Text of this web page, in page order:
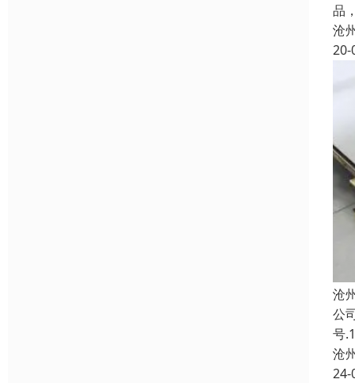
品
沧
20-
沧
公
号
沧
24-